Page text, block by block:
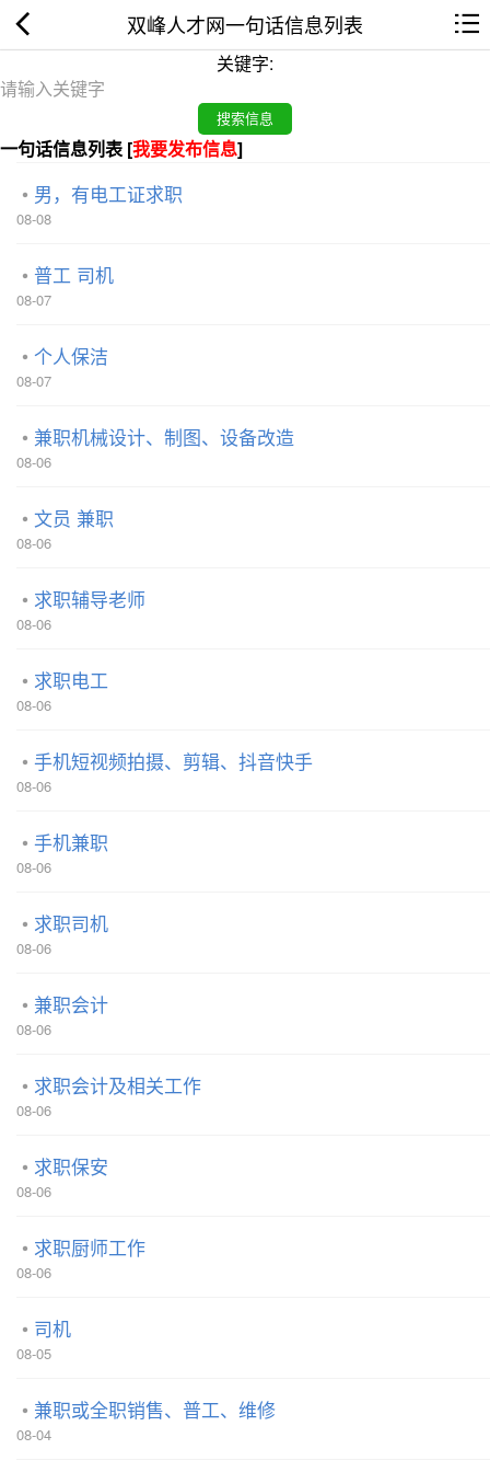
双峰人才网一句话信息列表
关键字:
一句话信息列表 [我要发布信息]
男，有电工证求职
08-08
普工 司机
08-07
个人保洁
08-07
兼职机械设计、制图、设备改造
08-06
文员 兼职
08-06
求职辅导老师
08-06
求职电工
08-06
手机短视频拍摄、剪辑、抖音快手
08-06
手机兼职
08-06
求职司机
08-06
兼职会计
08-06
求职会计及相关工作
08-06
求职保安
08-06
求职厨师工作
08-06
司机
08-05
兼职或全职销售、普工、维修
08-04